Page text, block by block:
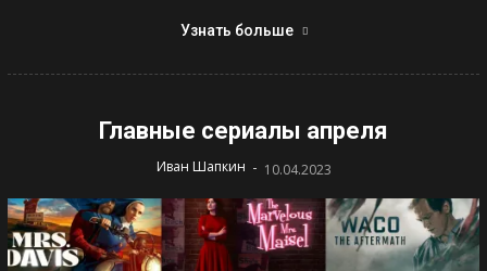
Узнать больше
Главные сериалы апреля
Иван Шапкин - 10.04.2023